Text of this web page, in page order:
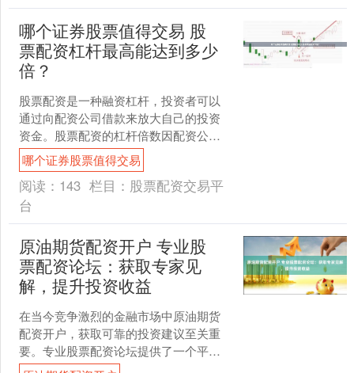
哪个证券股票值得交易 股
票配资杠杆最高能达到多少
倍？
股票配资是一种融资杠杆，投资者可以
通过向配资公司借款来放大自己的投资
资金。股票配资的杠杆倍数因配资公司
而异哪个证券股票值得交易，但一般最
高可达10倍。 杠杆交易....
哪个证券股票值得交易
阅读： 143 栏目： 股票配资交易平
台
原油期货配资开户 专业股
票配资论坛：获取专家见
解，提升投资收益
在当今竞争激烈的金融市场中原油期货
配资开户，获取可靠的投资建议至关重
要。专业股票配资论坛提供了一个平
台，投资者可以与专家交流，获取有价